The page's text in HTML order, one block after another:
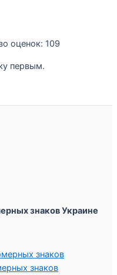
оценок: 109
первым.
знаков Украине
знаков
знаков